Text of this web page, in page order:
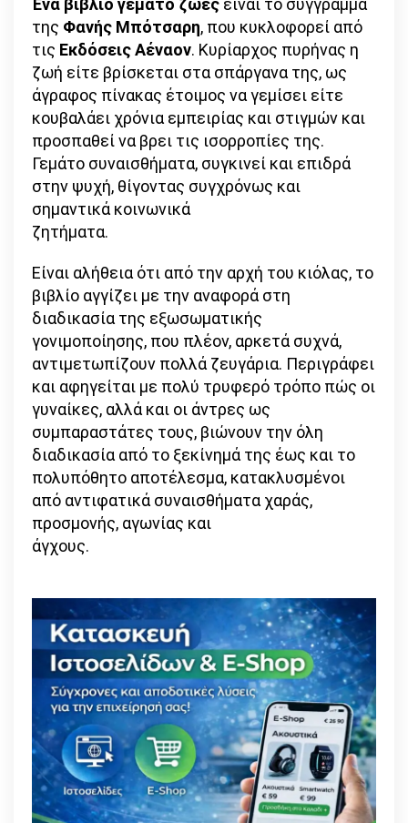
Ένα βιβλίο γεμάτο ζωές είναι το σύγγραμμα
της Φανής Μπότσαρη, που κυκλοφορεί από
τις Εκδόσεις Αέναον. Κυρίαρχος πυρήνας η
ζωή είτε βρίσκεται στα σπάργανα της, ως
άγραφος πίνακας έτοιμος να γεμίσει είτε
κουβαλάει χρόνια εμπειρίας και στιγμών και
προσπαθεί να βρει τις ισορροπίες της.
Γεμάτο συναισθήματα, συγκινεί και επιδρά
στην ψυχή, θίγοντας συγχρόνως και
σημαντικά κοινωνικά
ζητήματα.
Είναι αλήθεια ότι από την αρχή του κιόλας, το
βιβλίο αγγίζει με την αναφορά στη
διαδικασία της εξωσωματικής
γονιμοποίησης, που πλέον, αρκετά συχνά,
αντιμετωπίζουν πολλά ζευγάρια. Περιγράφει
και αφηγείται με πολύ τρυφερό τρόπο πώς οι
γυναίκες, αλλά και οι άντρες ως
συμπαραστάτες τους, βιώνουν την όλη
διαδικασία από το ξεκίνημά της έως και το
πολυπόθητο αποτέλεσμα, κατακλυσμένοι
από αντιφατικά συναισθήματα χαράς,
προσμονής, αγωνίας και
άγχους.